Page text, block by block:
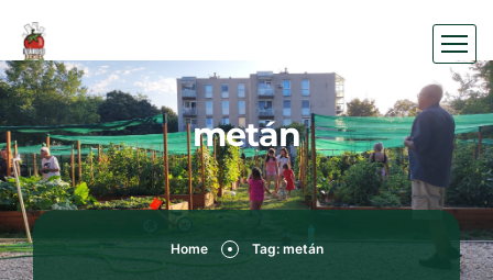
metán
Home Tag: metán